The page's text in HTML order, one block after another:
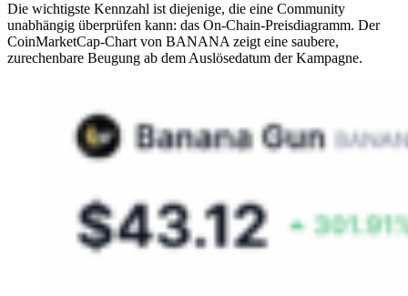
Die wichtigste Kennzahl ist diejenige, die eine Community
unabhängig überprüfen kann: das On-Chain-Preisdiagramm. Der
CoinMarketCap-Chart von BANANA zeigt eine saubere,
zurechenbare Beugung ab dem Auslösedatum der Kampagne.